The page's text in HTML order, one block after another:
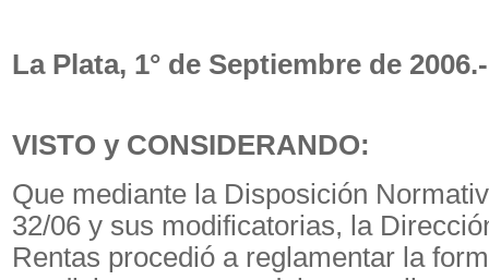
La Plata, 1° de Septiembre de 2006.-
VISTO y CONSIDERANDO:
Que mediante la Disposición
32/06 y sus modificatorias, la
Rentas procedió a reglamentar la